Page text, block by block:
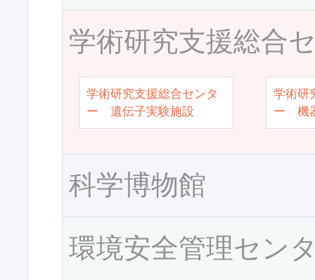
学術研究支援総合
学術研究支援総合センタ
ー 遺伝子実験施設
学術研
ー 機
科学博物館
環境安全管理セン